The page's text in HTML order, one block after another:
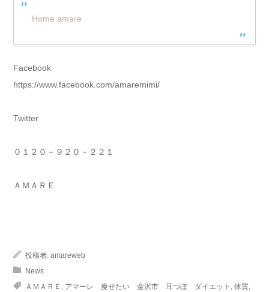
Home amare
Facebook
https://www.facebook.com/amaremimi/
Twitter
０１２０－９２０－２２１
ＡＭＡＲＥ
投稿者: amareweb
News
ＡＭＡＲＥ , アマーレ 痩せたい 金沢市 耳つぼ ダイエット , 体質,